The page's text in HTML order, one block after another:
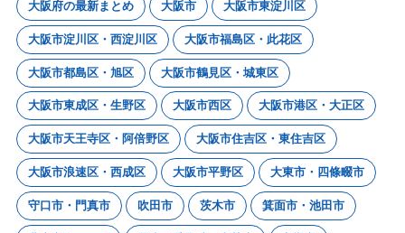
大阪府の最新まとめ 大阪市 大阪市東淀川区
大阪市淀川区・西淀川区 大阪市福島区・此花区
大阪市都島区・旭区 大阪市鶴見区・城東区
大阪市東成区・生野区 大阪市西区 大阪市港区・大正区
大阪市天王寺区・阿倍野区 大阪市住吉区・東住吉区
大阪市浪速区・西成区 大阪市平野区 大東市・四條畷市
守口市・門真市 吹田市 茨木市 箕面市・池田市